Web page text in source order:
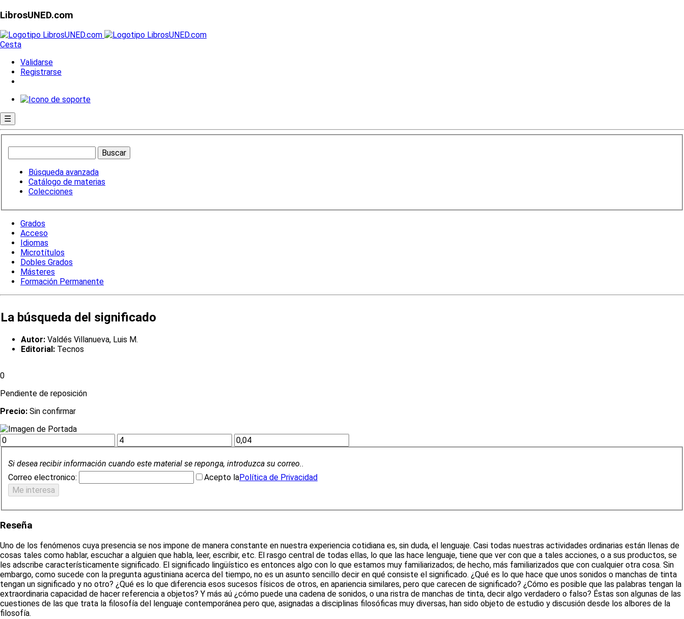
LibrosUNED.com
Cesta
Validarse
Registrarse
☰
Búsqueda avanzada
Catálogo de materias
Colecciones
Grados
Acceso
Idiomas
Microtítulos
Dobles Grados
Másteres
Formación Permanente
La búsqueda del significado
Autor: Valdés Villanueva, Luis M.
Editorial: Tecnos
0
Pendiente de reposición
Precio: Sin confirmar
Si desea recibir información cuando este material se reponga, introduzca su correo..
Correo electronico:
Acepto laPolítica de Privacidad
Reseña
Uno de los fenómenos cuya presencia se nos impone de manera constante en nuestra experiencia cotidiana es, sin duda, el lenguaje. Casi todas nuestras actividades ordinarias están llenas de
cosas tales como hablar, escuchar a alguien que habla, leer, escribir, etc. El rasgo central de todas ellas, lo que las hace lenguaje, tiene que ver con que a tales acciones, o a sus productos, se
les adscribe característicamente significado. El significado lingüístico es entonces algo con lo que estamos muy familiarizados; de hecho, más familiarizados que con cualquier otra cosa. Sin
embargo, como sucede con la pregunta agustiniana acerca del tiempo, no es un asunto sencillo decir en qué consiste el significado. ¿Qué es lo que hace que unos sonidos o manchas de tinta
tengan un significado y no otro? ¿Qué es lo que diferencia esos sucesos físicos de otros, en apariencia similares, pero que carecen de significado? ¿Cómo es posible que las palabras tengan la
extraordinaria capacidad de hacer referencia a objetos? Y más aú ¿cómo puede una cadena de sonidos, o una ristra de manchas de tinta, decir algo verdadero o falso? Éstas son algunas de las
cuestiones de las que trata la filosofía del lenguaje contemporánea pero que, asignadas a disciplinas filosóficas muy diversas, han sido objeto de estudio y discusión desde los albores de la
filosofía.